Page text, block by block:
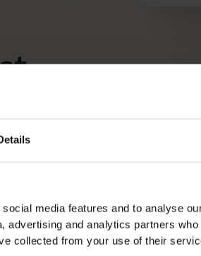
media features and to analyse
advertising and analytics partners
collected from your use of their
om te
nog niet op de keel en
voor extra krediet.
doorploegen
die áltijd te lang
waren.